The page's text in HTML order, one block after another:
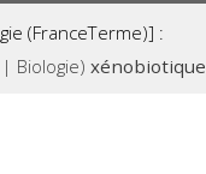
(FranceTerme)] :
| Biologie)xénobiotique